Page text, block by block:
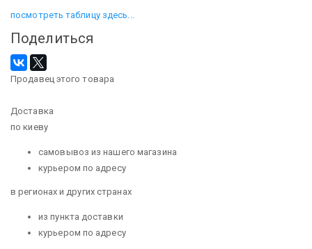
посмотреть таблицу здесь...
Поделиться
Продавец этого товара
Доставка
по киеву
самовывоз из нашего магазина
курьером по адресу
в регионах и других странах
из пункта доставки
курьером по адресу